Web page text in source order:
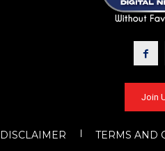
Join
DISCLAIMER TERMS AND